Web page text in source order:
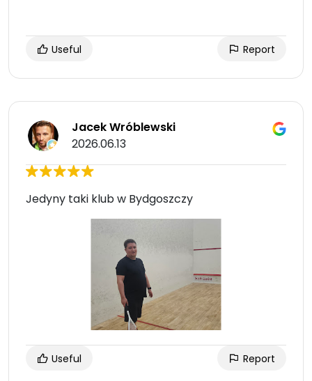
Useful Report
Jacek Wróblewski
2026.06.13
Jedyny taki klub w Bydgoszczy
Useful Report